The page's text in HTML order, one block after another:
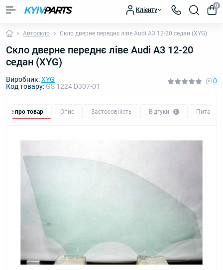
Клієнту
0
Автоскло Скло дверне переднє ліве Audi A3 12-20 седан (XYG)
Скло дверне переднє ліве Audi A3 12-20
седан (XYG)
Виробник:XYG
Код товару: GS 1224 D307-01
0
Все про товар Опис Застосовність Відгуки 0 Питання